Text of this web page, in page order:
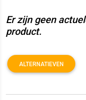
Er zijn geen
product.
ALTERNATIEVEN